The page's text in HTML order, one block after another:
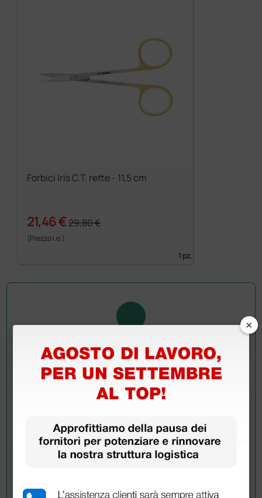
Forbici Iris C.T. rette - 11,5 cm
21,46 €29,80 €
(Prezzo i.e.)
1 pz.
Chiedi a un collega
Invia ora la tua domanda ai colleghi che hanno già
acquistato questo prodotto.
×